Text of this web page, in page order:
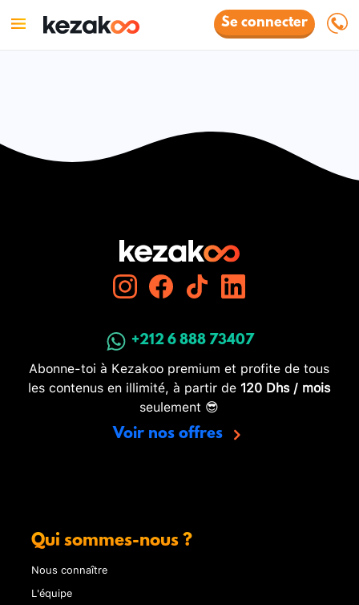
Se connecter
+212 6 888 73407
Abonne-toi à Kezakoo premium et profite de tous
les contenus en illimité, à partir de 120 Dhs / mois
seulement 😎
Voir nos offres
Qui sommes-nous ?
Nous connaître
L'équipe